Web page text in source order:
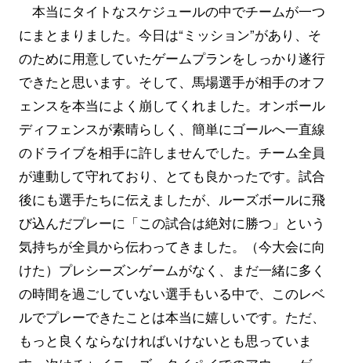
本当にタイトなスケジュールの中でチームが一つ
にまとまりました。今日は“ミッション”があり、そ
のために用意していたゲームプランをしっかり遂行
できたと思います。そして、馬場選手が相手のオフ
ェンスを本当によく崩してくれました。オンボール
ディフェンスが素晴らしく、簡単にゴールへ一直線
のドライブを相手に許しませんでした。チーム全員
が連動して守れており、とても良かったです。試合
後にも選手たちに伝えましたが、ルーズボールに飛
び込んだプレーに「この試合は絶対に勝つ」という
気持ちが全員から伝わってきました。（今大会に向
けた）プレシーズンゲームがなく、まだ一緒に多く
の時間を過ごしていない選手もいる中で、このレベ
ルでプレーできたことは本当に嬉しいです。ただ、
もっと良くならなければいけないとも思っていま